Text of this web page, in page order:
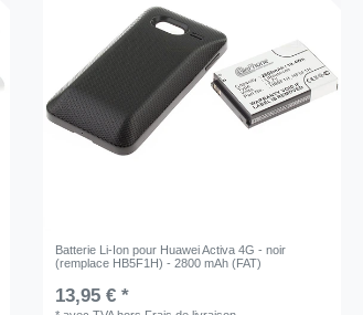
Batterie Li-Ion pour Huawei Activa 4G - noir
(remplace HB5F1H) - 2800 mAh (FAT)
13,95 € *